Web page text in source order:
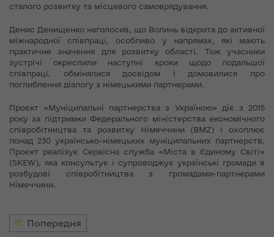
сталого розвитку та місцевого самоврядування.
Денис Денищенко наголосив, що Волинь відкрита до активної
міжнародної співпраці, особливо у напрямах, які мають
практичне значення для розвитку області. Тож учасники
зустрічі окреслили наступні кроки щодо подальшої
співпраці, обмінялися досвідом і домовилися про
поглиблення діалогу з німецькими партнерами.
Проєкт «Муніципальні партнерства з Україною» діє з 2015
року за підтримки Федерального міністерства економічного
співробітництва та розвитку Німеччини (BMZ) і охоплює
понад 230 українсько-німецьких муніципальних партнерств.
Проєкт реалізує Сервісна служба «Міста в Єдиному Світі»
(SKEW), яка консультує і супроводжує українські громади в
розбудові співробітництва з громадами-партнерами
Німеччини.
Попередня